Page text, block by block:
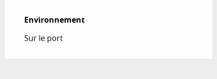
Environnement
Environnement
Sur le port